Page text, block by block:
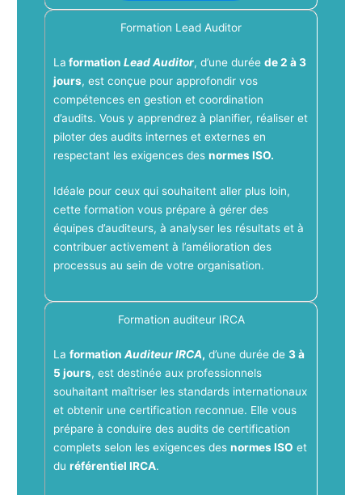
Formation Lead Auditor
La formation Lead Auditor, d’une durée de 2 à 3
jours, est conçue pour approfondir vos
compétences en gestion et coordination
d’audits. Vous y apprendrez à planifier, réaliser et
piloter des audits internes et externes en
respectant les exigences des normes ISO.
Idéale pour ceux qui souhaitent aller plus loin,
cette formation vous prépare à gérer des
équipes d’auditeurs, à analyser les résultats et à
contribuer activement à l’amélioration des
processus au sein de votre organisation.
Formation auditeur IRCA
La formation Auditeur IRCA, d’une durée de 3 à
5 jours, est destinée aux professionnels
souhaitant maîtriser les standards internationaux
et obtenir une certification reconnue. Elle vous
prépare à conduire des audits de certification
complets selon les exigences des normes ISO et
du référentiel IRCA.